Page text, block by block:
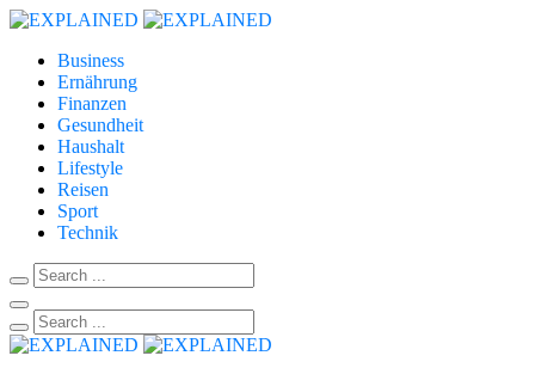
Business
Ernährung
Finanzen
Gesundheit
Haushalt
Lifestyle
Reisen
Sport
Technik